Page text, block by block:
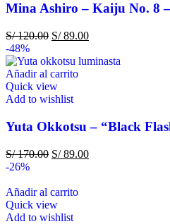
Mina Ashiro – Kaiju No. 8
S/120.00 S/89.00
-48%
Añadir al carrito
Quick view
Add to wishlist
Yuta Okkotsu – “Black
S/170.00 S/89.00
-26%
Añadir al carrito
Quick view
Add to wishlist